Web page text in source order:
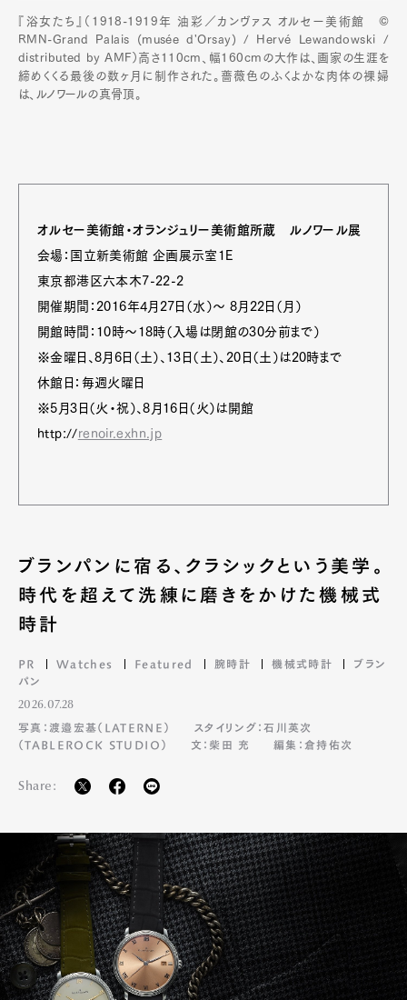
『浴女たち』（1918-1919年 油彩／カンヴァス オルセー美術館 ©
RMN-Grand Palais (musée d'Orsay) / Hervé Lewandowski /
distributed by AMF）高さ110cm、幅160cmの大作は、画家の生涯を
締めくくる最後の数ヶ月に制作された。薔薇色のふくよかな肉体の裸婦
は、ルノワールの真骨頂。
オルセー美術館・オランジュリー美術館所蔵 ルノワール展
会場：国立新美術館 企画展示室1E
東京都港区六本木7-22-2
開催期間：2016年4月27日（水）〜 8月22日（月）
開館時間：10時〜18時（入場は閉館の30分前まで）
※金曜日、8月6日（土）、13日（土）、20日（土）は20時まで
休館日：毎週火曜日
※5月3日（火・祝）、8月16日（火）は開館
http://renoir.exhn.jp
ブランパンに宿る、クラシックという美学。
時代を超えて洗練に磨きをかけた機械式
時計
PR Watches Featured 腕時計 機械式時計
ブラン
パン
2026.07.28
写真：渡邉宏基（LATERNE）
スタイリング：石川英次
（TABLEROCK STUDIO）
文：柴田 充 編集：倉持佑次
Share: